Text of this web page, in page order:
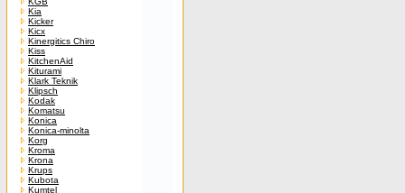
Kia
Kicker
Kicx
Kinergitics Chiro
Kiss
KitchenAid
Kiturami
Klark Teknik
Klipsch
Kodak
Komatsu
Konica
Konica-minolta
Korg
Kroma
Krona
Krups
Kubota
Kumtel